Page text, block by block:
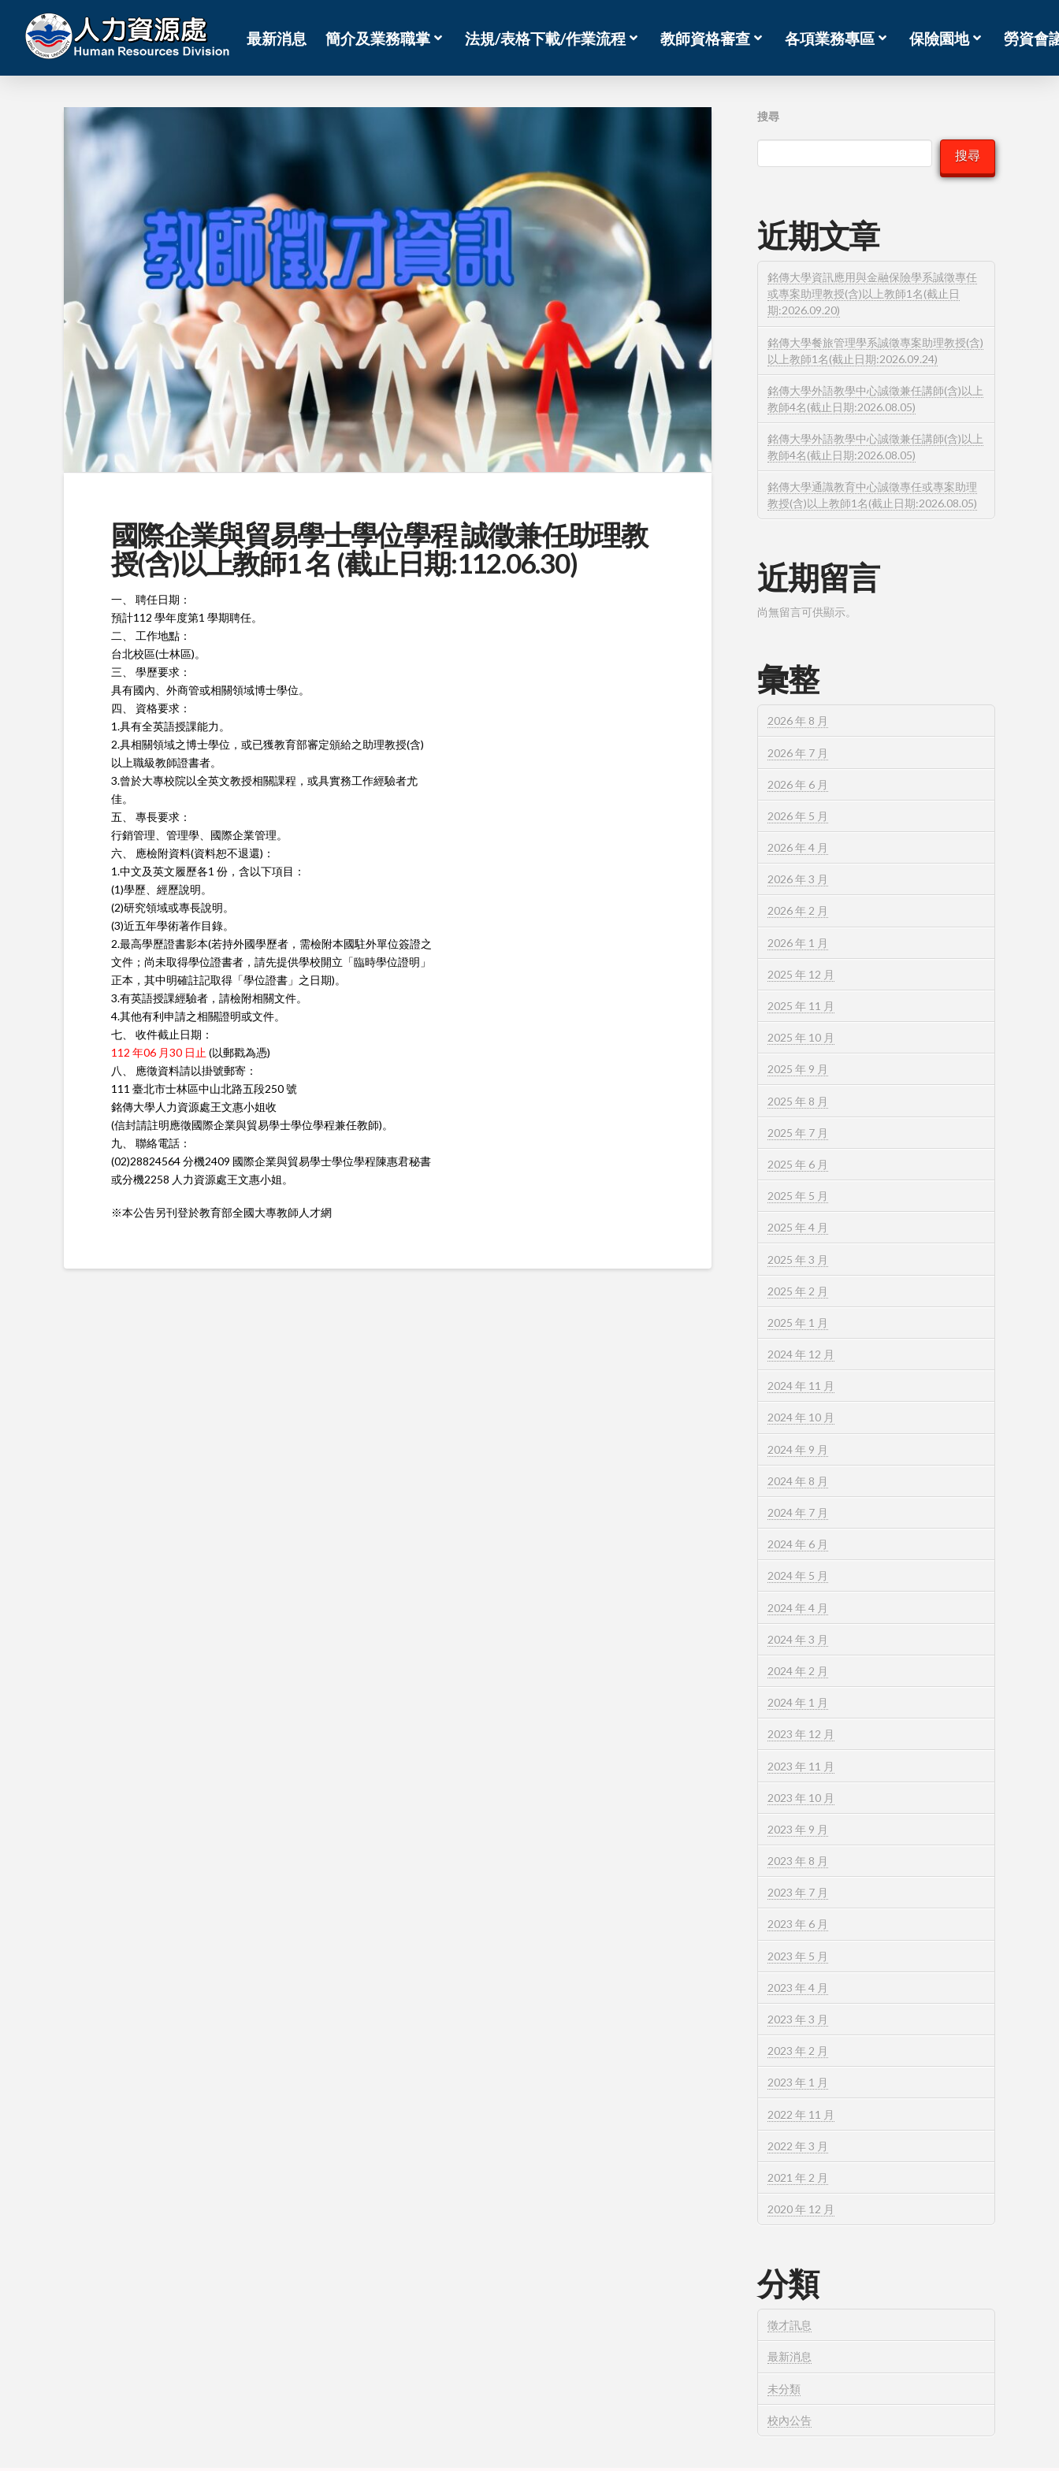
最新消息 簡介及業務職掌 法規/表格下載/作業流程 教師資格審查 各項業務專區 保險園地 勞資會
國際企業與貿易學士學位學程 誠徵兼任助理教
授(含)以上教師1 名 (截止日期:112.06.30)
一、 聘任日期：
預計112 學年度第1 學期聘任。
二、 工作地點：
台北校區(士林區)。
三、 學歷要求：
具有國內、外商管或相關領域博士學位。
四、 資格要求：
1.具有全英語授課能力。
2.具相關領域之博士學位，或已獲教育部審定頒給之助理教授(含)
以上職級教師證書者。
3.曾於大專校院以全英文教授相關課程，或具實務工作經驗者尤
佳。
五、 專長要求：
行銷管理、管理學、國際企業管理。
六、 應檢附資料(資料恕不退還)：
1.中文及英文履歷各1 份，含以下項目：
(1)學歷、經歷說明。
(2)研究領域或專長說明。
(3)近五年學術著作目錄。
2.最高學歷證書影本(若持外國學歷者，需檢附本國駐外單位簽證之
文件；尚未取得學位證書者，請先提供學校開立「臨時學位證明」
正本，其中明確註記取得「學位證書」之日期)。
3.有英語授課經驗者，請檢附相關文件。
4.其他有利申請之相關證明或文件。
七、 收件截止日期：
112 年06 月30 日止 (以郵戳為憑)
八、 應徵資料請以掛號郵寄：
111 臺北市士林區中山北路五段250 號
銘傳大學人力資源處王文惠小姐收
(信封請註明應徵國際企業與貿易學士學位學程兼任教師)。
九、 聯絡電話：
(02)28824564 分機2409 國際企業與貿易學士學位學程陳惠君秘書
或分機2258 人力資源處王文惠小姐。
※本公告另刊登於教育部全國大專教師人才網
搜尋
搜尋
近期文章
銘傳大學資訊應用與金融保險學系誠徵專任
或專案助理教授(含)以上教師1名(截止日
期:2026.09.20)
銘傳大學餐旅管理學系誠徵專案助理教授(含)
以上教師1名(截止日期:2026.09.24)
銘傳大學外語教學中心誠徵兼任講師(含)以上
教師4名(截止日期:2026.08.05)
銘傳大學外語教學中心誠徵兼任講師(含)以上
教師4名(截止日期:2026.08.05)
銘傳大學通識教育中心誠徵專任或專案助理
教授(含)以上教師1名(截止日期:2026.08.05)
近期留言
尚無留言可供顯示。
彙整
2026 年 8 月
2026 年 7 月
2026 年 6 月
2026 年 5 月
2026 年 4 月
2026 年 3 月
2026 年 2 月
2026 年 1 月
2025 年 12 月
2025 年 11 月
2025 年 10 月
2025 年 9 月
2025 年 8 月
2025 年 7 月
2025 年 6 月
2025 年 5 月
2025 年 4 月
2025 年 3 月
2025 年 2 月
2025 年 1 月
2024 年 12 月
2024 年 11 月
2024 年 10 月
2024 年 9 月
2024 年 8 月
2024 年 7 月
2024 年 6 月
2024 年 5 月
2024 年 4 月
2024 年 3 月
2024 年 2 月
2024 年 1 月
2023 年 12 月
2023 年 11 月
2023 年 10 月
2023 年 9 月
2023 年 8 月
2023 年 7 月
2023 年 6 月
2023 年 5 月
2023 年 4 月
2023 年 3 月
2023 年 2 月
2023 年 1 月
2022 年 11 月
2022 年 3 月
2021 年 2 月
2020 年 12 月
分類
徵才訊息
最新消息
未分類
校內公告